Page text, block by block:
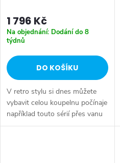
1 796 Kč
Na objednání: Dodání do 8
týdnů
DO KOŠÍKU
V retro stylu si dnes můžete
vybavit celou koupelnu počínaje
například touto sérií přes vanu
Retro, doplňky Diamond až po